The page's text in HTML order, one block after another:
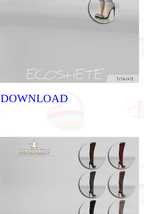
DOWNLOAD